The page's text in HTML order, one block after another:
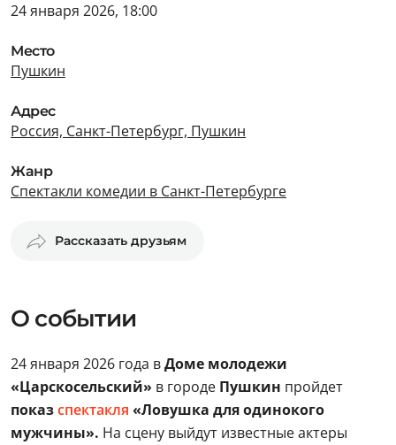
24 января 2026, 18:00
Место
Пушкин
Адрес
Россия, Санкт-Петербург, Пушкин
Жанр
Спектакли комедии в Санкт-Петербурге
Рассказать друзьям
О событии
24 января 2026 года вДоме молодежи
«Царскосельский» в городе Пушкин пройдет
показспектакля «Ловушка для одинокого
мужчины». На сцену выйдут известные актеры